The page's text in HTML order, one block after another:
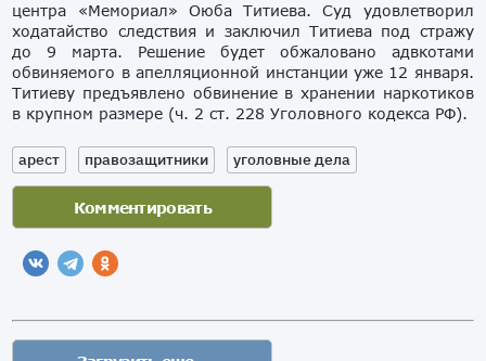
центра «Мемориал» Оюба Титиева. Суд удовлетворил
ходатайство следствия и заключил Титиева под стражу
до 9 марта. Решение будет обжаловано адвкотами
обвиняемого в апелляционной инстанции уже 12 января.
Титиеву предъявлено обвинение в хранении наркотиков
в крупном размере (ч. 2 ст. 228 Уголовного кодекса РФ).
арест правозащитники уголовные дела